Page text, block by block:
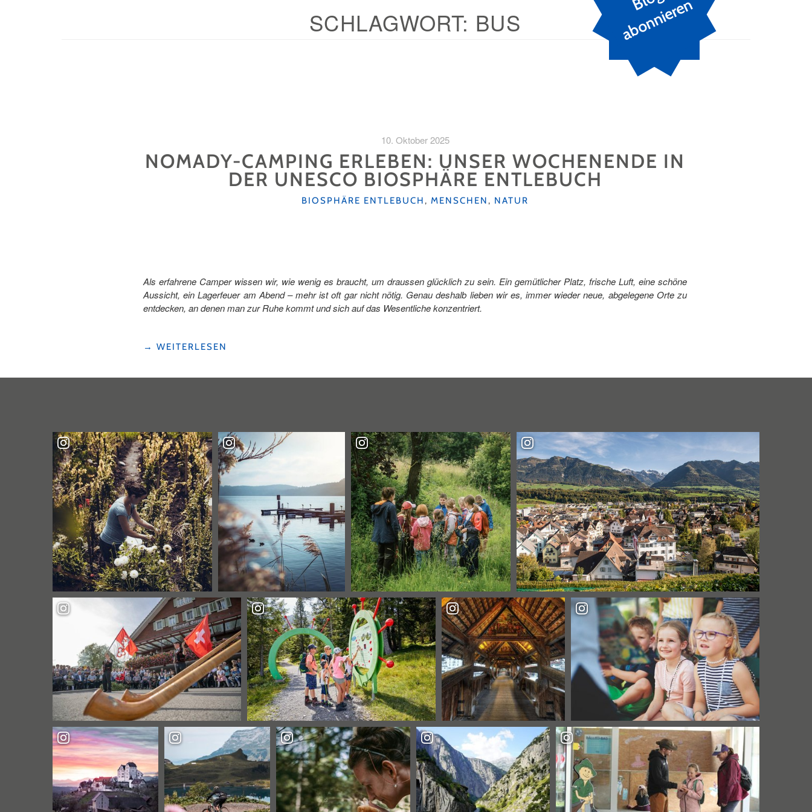
n
SCHLAGWORT: BUS
10. Oktober 2025
NOMADY-CAMPING ERLEBEN: UNSER WOCHENENDE IN
DER UNESCO BIOSPHÄRE ENTLEBUCH
KATEGORIEN
BIOSPHÄRE ENTLEBUCH, MENSCHEN, NATUR
Als erfahrene Camper wissen wir, wie wenig es braucht, um draussen glücklich zu sein. Ein gemütlicher Platz, frische Luft, eine schöne
Aussicht, ein Lagerfeuer am Abend – mehr ist oft gar nicht nötig. Genau deshalb lieben wir es, immer wieder neue, abgelegene Orte zu
entdecken, an denen man zur Ruhe kommt und sich auf das Wesentliche konzentriert.
"NOMADY-
UNESCO
BIOSPHÄRE
ENTLEBUCH"
→ WEITERLESEN